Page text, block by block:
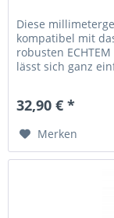
Diese
kompatibel mit
robusten
lässt sich ganz
32,90 € *
Merken